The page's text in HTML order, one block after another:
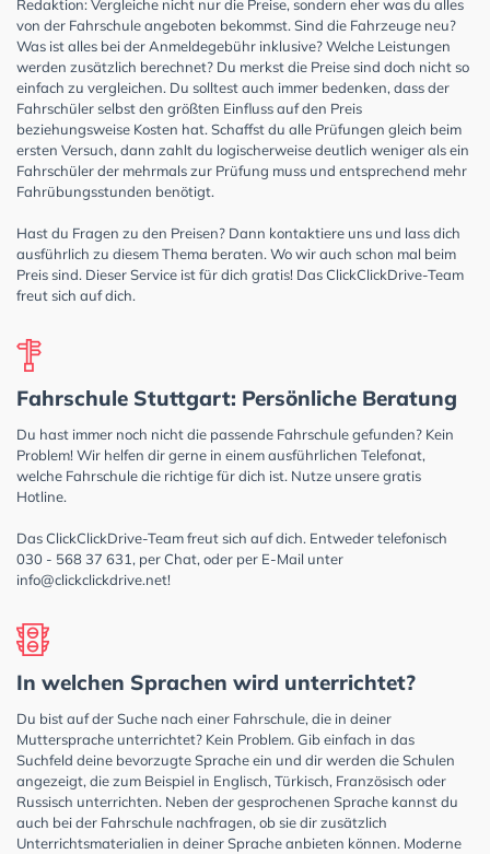
Redaktion: Vergleiche nicht nur die Preise, sondern eher was du alles
von der Fahrschule angeboten bekommst. Sind die Fahrzeuge neu?
Was ist alles bei der Anmeldegebühr inklusive? Welche Leistungen
werden zusätzlich berechnet? Du merkst die Preise sind doch nicht so
einfach zu vergleichen. Du solltest auch immer bedenken, dass der
Fahrschüler selbst den größten Einfluss auf den Preis
beziehungsweise Kosten hat. Schaffst du alle Prüfungen gleich beim
ersten Versuch, dann zahlt du logischerweise deutlich weniger als ein
Fahrschüler der mehrmals zur Prüfung muss und entsprechend mehr
Fahrübungsstunden benötigt.
Hast du Fragen zu den Preisen? Dann kontaktiere uns und lass dich
ausführlich zu diesem Thema beraten. Wo wir auch schon mal beim
Preis sind. Dieser Service ist für dich gratis! Das ClickClickDrive-Team
freut sich auf dich.
Fahrschule Stuttgart: Persönliche Beratung
Du hast immer noch nicht die passende Fahrschule gefunden? Kein
Problem! Wir helfen dir gerne in einem ausführlichen Telefonat,
welche Fahrschule die richtige für dich ist. Nutze unsere gratis
Hotline.
Das ClickClickDrive-Team freut sich auf dich. Entweder telefonisch
030 - 568 37 631, per Chat, oder per E-Mail unter
info@clickclickdrive.net!
In welchen Sprachen wird unterrichtet?
Du bist auf der Suche nach einer Fahrschule, die in deiner
Muttersprache unterrichtet? Kein Problem. Gib einfach in das
Suchfeld deine bevorzugte Sprache ein und dir werden die Schulen
angezeigt, die zum Beispiel in Englisch, Türkisch, Französisch oder
Russisch unterrichten. Neben der gesprochenen Sprache kannst du
auch bei der Fahrschule nachfragen, ob sie dir zusätzlich
Unterrichtsmaterialien in deiner Sprache anbieten können. Moderne